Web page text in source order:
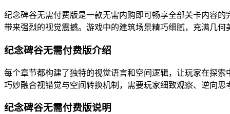
纪念碑谷无需付费版是一款无需内购即可畅享全部关卡内容
带来强烈的视觉震撼。游戏中的建筑场景精巧细腻，充满几
纪念碑谷无需付费版介绍
每个章节都构建了独特的视觉语言和空间逻辑，让玩家在探
巧妙融合视错觉与空间转换机制，需要玩家细致观察、逆向
纪念碑谷无需付费版说明